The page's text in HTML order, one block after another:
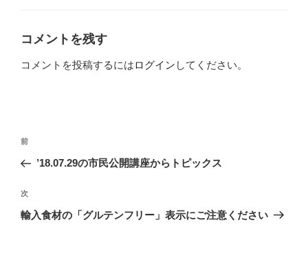
コメントを残す
コメントを投稿するにはログイン してください。
投
ナ
ビ
ゲ
前
の
稿
前
’18.07.29の市民公開講座からトピックス
次
の
次
輸入食材の「グルテンフリー」表示にご注意ください